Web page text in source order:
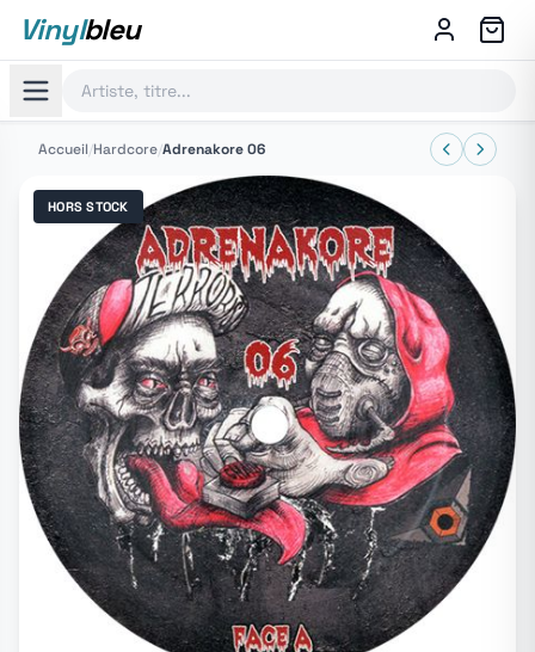
Vinylbleu
Accueil/Hardcore/Adrenakore 06
HORS STOCK